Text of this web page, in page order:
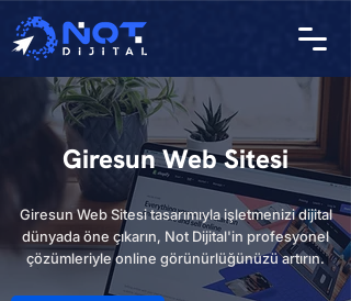
Giresun Web Sitesi
Giresun Web Sitesi tasarımıyla işletmenizi dijital
dünyada öne çıkarın, Not Dijital'in profesyonel
çözümleriyle online görünürlüğünüzü artırın.